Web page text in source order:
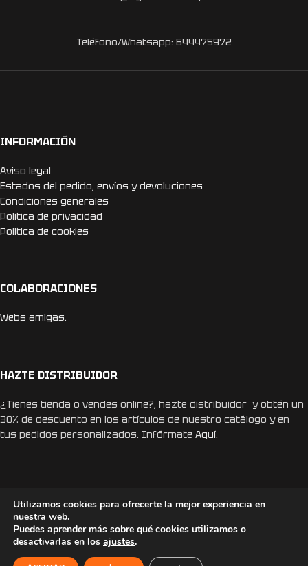
Teléfono/Whatsapp: 644475972
INFORMACIÓN
Aviso legal
Estados del pedido, envíos y devoluciones
Condiciones generales
Politica de privacidad
Politica de cookies
COLABORACIONES
Webs amigas.
HAZTE DISTRIBUIDOR
¿Tienes tienda o vendes online?, hazte distribuidor y obtén un
30% de descuento en los artículos de nuestro catálogo y en
tus pedidos personalizados. Infórmate Aquí.
REDES SOCIALES
Utilizamos cookies para ofrecerte la mejor experiencia en
nuestra web.
Puedes aprender más sobre qué cookies utilizamos o
desactivarlas en los ajustes.